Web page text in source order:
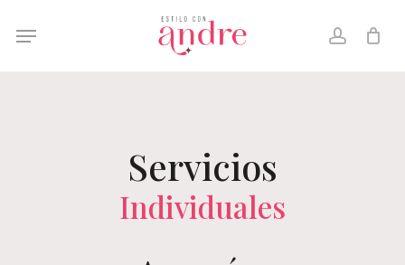
account
Menu
Servicios
Individuales